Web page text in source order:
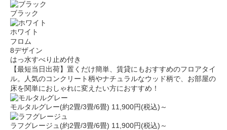
ブラック
ホワイト
フロム
8デザイン
はっ水すべり止め付き
【最短当日出荷】置くだけ簡単、賃貸にもおすすめのフロアタイ
ル。人気のコンクリート柄やナチュラルなウッド柄で、お部屋の
床を関単におしゃれに変えたい方におすすめ！
モルタルグレー(約2畳/3畳/6畳) 11,900円(税込)～
ラフグレージュ(約2畳/3畳/6畳) 11,900円(税込)～